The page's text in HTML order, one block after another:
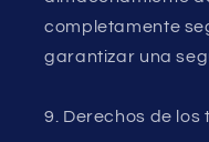
completamente
garantizar una
9. Derechos de los